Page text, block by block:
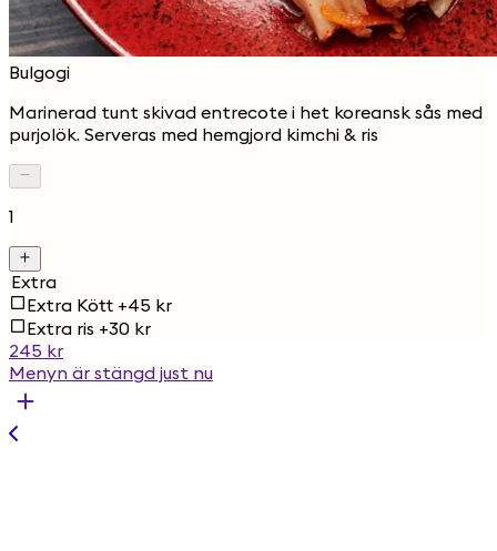
Bulgogi
Marinerad tunt skivad entrecote i het koreansk sås med
purjolök. Serveras med hemgjord kimchi & ris
1
Extra
Extra Kött +45 kr
Extra ris +30 kr
245 kr
Menyn är stängd just nu